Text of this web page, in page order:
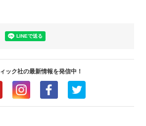
ック社の最新情報を発信中！